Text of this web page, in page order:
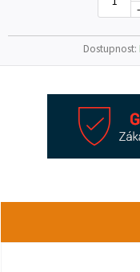
Dostupnost: